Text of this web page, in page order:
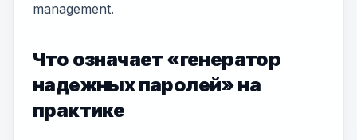
management.
Что означает «генератор
надежных паролей» на
практике